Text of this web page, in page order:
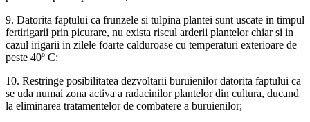
9. Datorita faptului ca frunzele si tulpina plantei sunt uscate in timpul
fertirigarii prin picurare, nu exista riscul arderii plantelor chiar si in
cazul irigarii in zilele foarte calduroase cu temperaturi exterioare de
peste 40º C;
10. Restringe posibilitatea dezvoltarii buruienilor datorita faptului ca
se uda numai zona activa a radacinilor plantelor din cultura, ducand
la eliminarea tratamentelor de combatere a buruienilor;